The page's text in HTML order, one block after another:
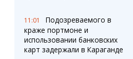
11:01
Подозреваемого в
краже портмоне и
использовании банковских
карт задержали в Караганде